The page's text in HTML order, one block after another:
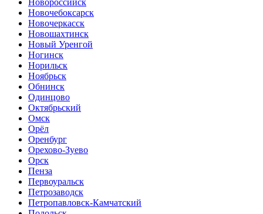
Новочебоксарск
Новочеркасск
Новошахтинск
Новый Уренгой
Ногинск
Норильск
Ноябрьск
Обнинск
Одинцово
Октябрьский
Омск
Орёл
Оренбург
Орехово-Зуево
Орск
Пенза
Первоуральск
Петрозаводск
Петропавловск-Камчатский